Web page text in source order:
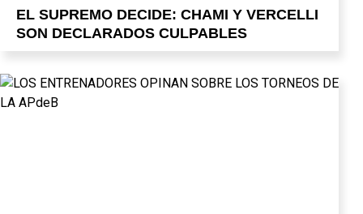
EL SUPREMO DECIDE: CHAMI Y VERCELLI
SON DECLARADOS CULPABLES